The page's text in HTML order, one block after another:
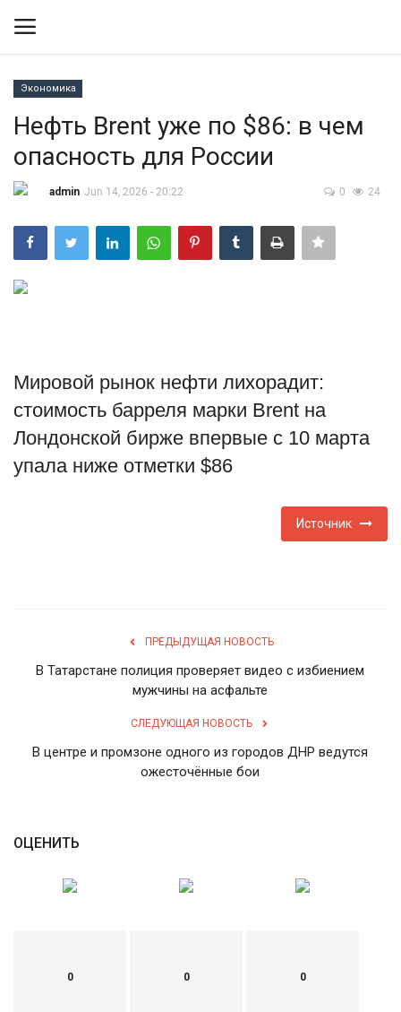
Контакты
Политика
Экономика
Спорт
Туризм
Недвижимость
Шоу-бизнес
Россия
Экономика
Нефть Brent уже по $86: в чем
опасность для России
admin Jun 14, 2026 - 20:22 0 24
Мировой рынок нефти лихорадит:
стоимость барреля марки Brent на
Лондонской бирже впервые с 10 марта
упала ниже отметки $86
Источник
ПРЕДЫДУЩАЯ НОВОСТЬ
В Татарстане полиция проверяет видео с избиением
мужчины на асфальте
СЛЕДУЮЩАЯ НОВОСТЬ
В центре и промзоне одного из городов ДНР ведутся
ожесточённые бои
ОЦЕНИТЬ
0 0 0